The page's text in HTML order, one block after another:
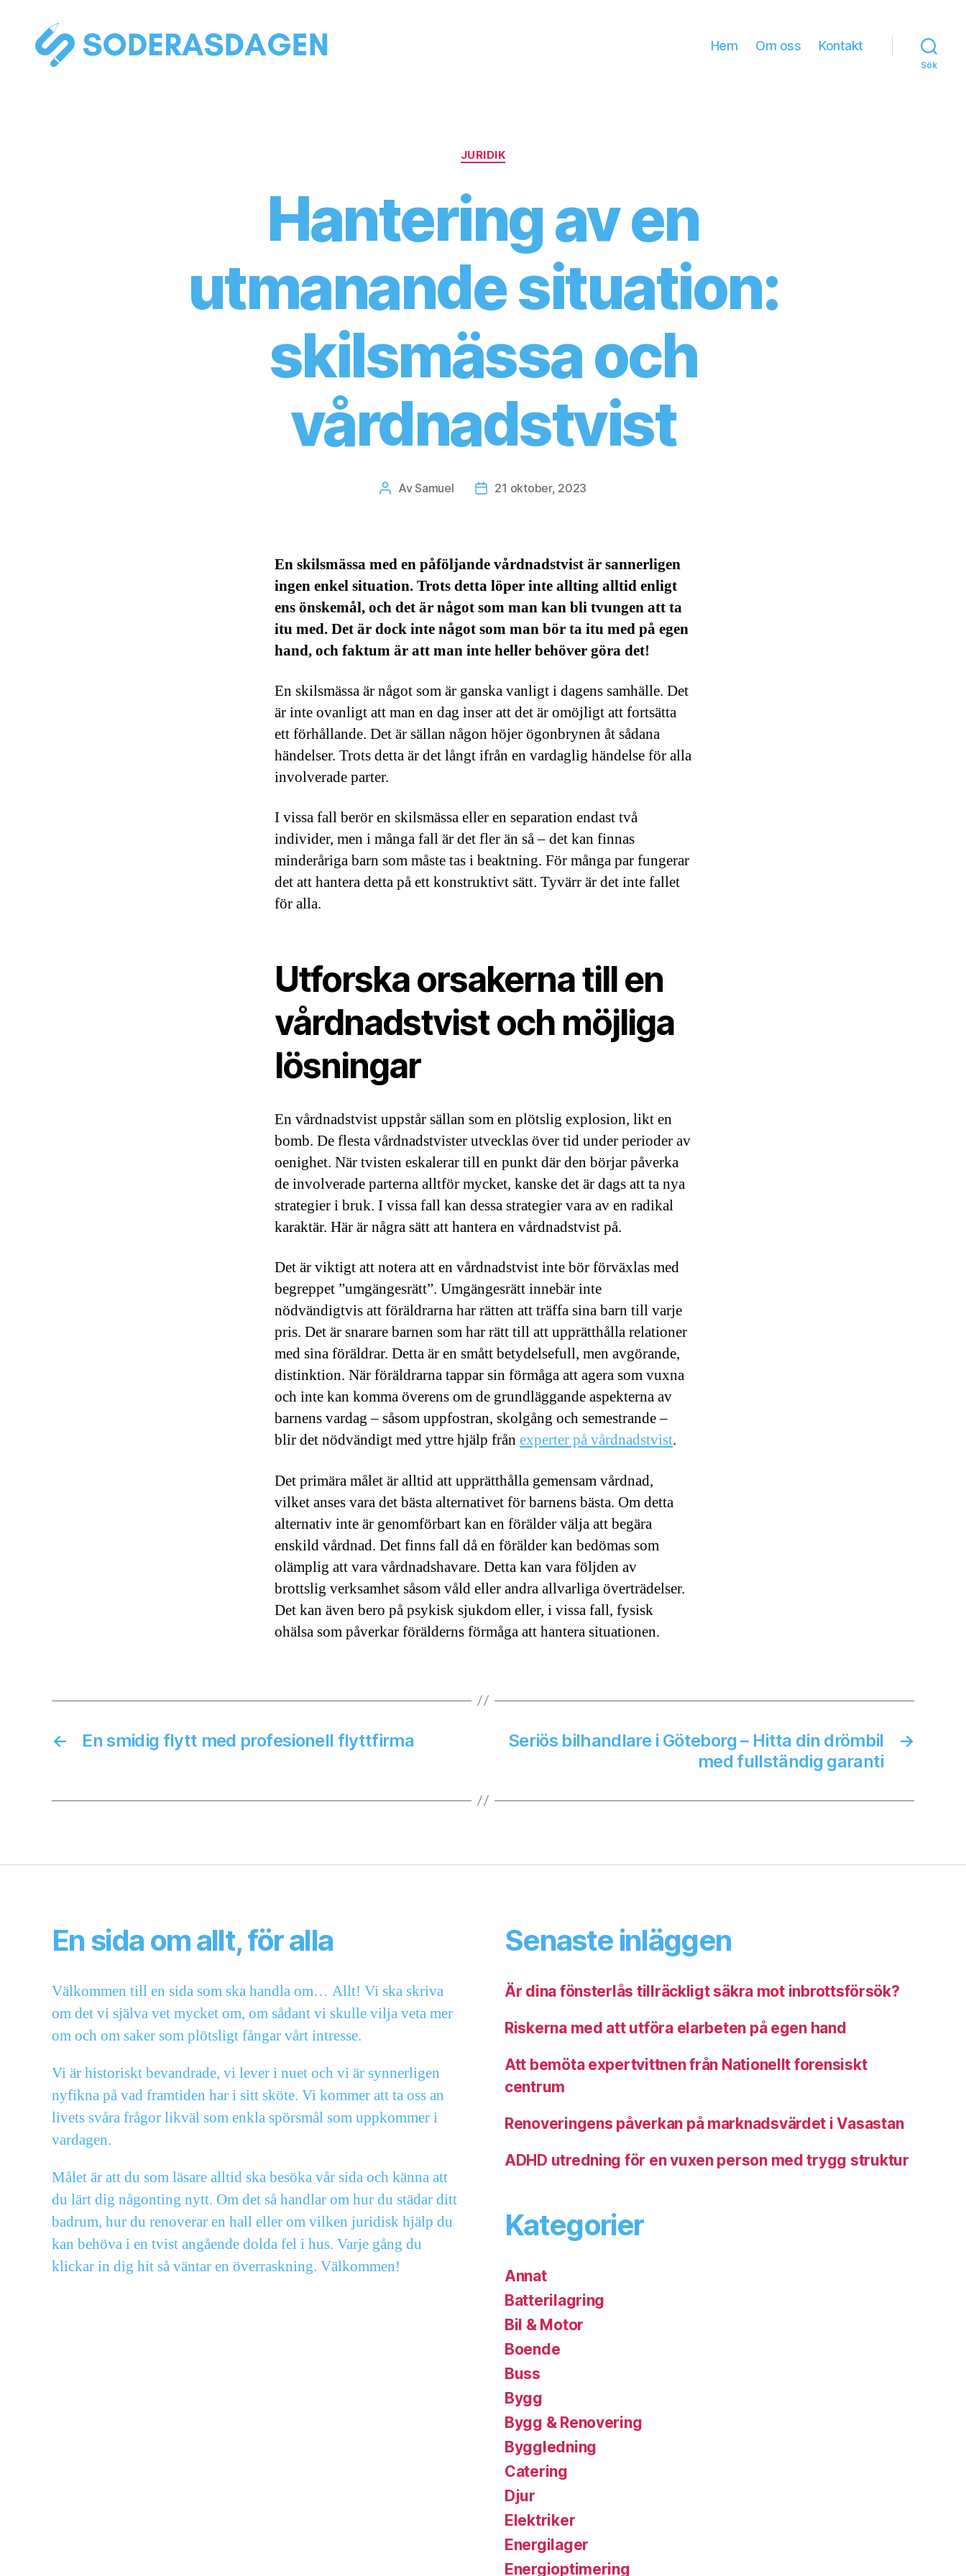
Hem Om oss Kontakt
Sök
Kategorier
JURIDIK
Hantering av en
utmanande situation:
skilsmässa och
vårdnadstvist
Inläggsförfattare
AvSamuel Inläggsdatum
21 oktober, 2023
En skilsmässa med en påföljande vårdnadstvist är sannerligen
ingen enkel situation. Trots detta löper inte allting alltid enligt
ens önskemål, och det är något som man kan bli tvungen att ta
itu med. Det är dock inte något som man bör ta itu med på egen
hand, och faktum är att man inte heller behöver göra det!
En skilsmässa är något som är ganska vanligt i dagens samhälle. Det
är inte ovanligt att man en dag inser att det är omöjligt att fortsätta
ett förhållande. Det är sällan någon höjer ögonbrynen åt sådana
händelser. Trots detta är det långt ifrån en vardaglig händelse för alla
involverade parter.
I vissa fall berör en skilsmässa eller en separation endast två
individer, men i många fall är det fler än så – det kan finnas
minderåriga barn som måste tas i beaktning. För många par fungerar
det att hantera detta på ett konstruktivt sätt. Tyvärr är det inte fallet
för alla.
Utforska orsakerna till en
vårdnadstvist och möjliga
lösningar
En vårdnadstvist uppstår sällan som en plötslig explosion, likt en
bomb. De flesta vårdnadstvister utvecklas över tid under perioder av
oenighet. När tvisten eskalerar till en punkt där den börjar påverka
de involverade parterna alltför mycket, kanske det är dags att ta nya
strategier i bruk. I vissa fall kan dessa strategier vara av en radikal
karaktär. Här är några sätt att hantera en vårdnadstvist på.
Det är viktigt att notera att en vårdnadstvist inte bör förväxlas med
begreppet ”umgängesrätt”. Umgängesrätt innebär inte
nödvändigtvis att föräldrarna har rätten att träffa sina barn till varje
pris. Det är snarare barnen som har rätt till att upprätthålla relationer
med sina föräldrar. Detta är en smått betydelsefull, men avgörande,
distinktion. När föräldrarna tappar sin förmåga att agera som vuxna
och inte kan komma överens om de grundläggande aspekterna av
barnens vardag – såsom uppfostran, skolgång och semestrande –
blir det nödvändigt med yttre hjälp från experter på vårdnadstvist.
Det primära målet är alltid att upprätthålla gemensam vårdnad,
vilket anses vara det bästa alternativet för barnens bästa. Om detta
alternativ inte är genomförbart kan en förälder välja att begära
enskild vårdnad. Det finns fall då en förälder kan bedömas som
olämplig att vara vårdnadshavare. Detta kan vara följden av
brottslig verksamhet såsom våld eller andra allvarliga överträdelser.
Det kan även bero på psykisk sjukdom eller, i vissa fall, fysisk
ohälsa som påverkar förälderns förmåga att hantera situationen.
← En smidig flytt med profesionell flyttfirma →
Seriös bilhandlare i Göteborg – Hitta din drömbil
med fullständig garanti
En sida om allt, för alla
Välkommen till en sida som ska handla om… Allt! Vi ska skriva
om det vi själva vet mycket om, om sådant vi skulle vilja veta mer
om och om saker som plötsligt fångar vårt intresse.
Vi är historiskt bevandrade, vi lever i nuet och vi är synnerligen
nyfikna på vad framtiden har i sitt sköte. Vi kommer att ta oss an
livets svåra frågor likväl som enkla spörsmål som uppkommer i
vardagen.
Målet är att du som läsare alltid ska besöka vår sida och känna att
du lärt dig någonting nytt. Om det så handlar om hur du städar ditt
badrum, hur du renoverar en hall eller om vilken juridisk hjälp du
kan behöva i en tvist angående dolda fel i hus. Varje gång du
klickar in dig hit så väntar en överraskning. Välkommen!
Senaste inläggen
Är dina fönsterlås tillräckligt säkra mot inbrottsförsök?
Riskerna med att utföra elarbeten på egen hand
Att bemöta expertvittnen från Nationellt forensiskt
centrum
Renoveringens påverkan på marknadsvärdet i Vasastan
ADHD utredning för en vuxen person med trygg struktur
Kategorier
Annat
Batterilagring
Bil & Motor
Boende
Buss
Bygg
Bygg & Renovering
Byggledning
Catering
Djur
Elektriker
Energilager
Energioptimering